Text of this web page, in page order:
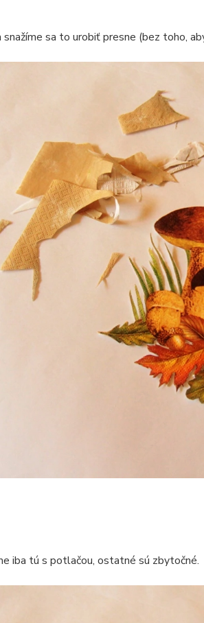
sa to urobiť presne (bez toho,
iba tú s potlačou, ostatné sú zbytočné.